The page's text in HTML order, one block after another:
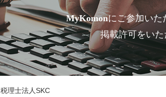
MyKomonにご参加いた
掲載許可をいた
税理士法人SKC